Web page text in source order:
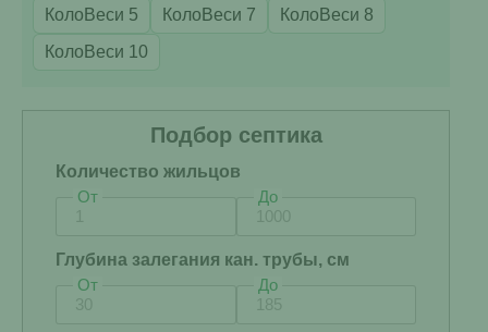
КолоВеси 5
КолоВеси 7
КолоВеси 8
КолоВеси 10
Подбор септика
Количество жильцов
От
До
Глубина залегания кан. трубы, см
От
До